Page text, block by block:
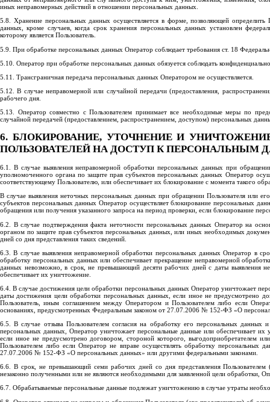
иных неправомерных действий в отношении персональных данных.
5.8. Хранение персональных данных осуществляется в форме, позволяющей
данных, кроме случаев, когда срок хранения персональных данных установлен
которому является Пользователь.
5.9. При обработке персональных данных Оператор соблюдает требования ст. 18
5.10. Оператор при обработке персональных данных обязуется соблюдать
5.11. Трансграничная передача персональных данных Оператором не осуществляется.
5.12. В случае неправомерной или случайной передачи (предоставления,
рабочего дня.
5.13. Оператор совместно с Пользователем принимает все необходимые меры по
случайной передачей (предоставлением, распространением, доступом) персональных
6. БЛОКИРОВАНИЕ, УТОЧНЕНИЕ И
ПОЛЬЗОВАТЕЛЕЙ НА ДОСТУП К ПЕРСОНАЛЬНЫМ
6.1. В случае выявления неправомерной обработки персональных данных при
уполномоченного органа по защите прав субъектов персональных данных Оператор
соответствующему Пользователю, или обеспечивает их блокирование с момента такого
В случае выявления неточных персональных данных при обращении Пользователя или
субъектов персональных данных Оператор осуществляет блокирование персональных
обращения или получения указанного запроса на период проверки, если блокирование
6.2. В случае подтверждения факта неточности персональных данных Оператор на
органом по защите прав субъектов персональных данных, или иных необходимых
дней со дня представления таких сведений.
6.3. В случае выявления неправомерной обработки персональных данных Оператор в
обработку персональных данных или обеспечивает прекращение неправомерной
данных невозможно, в срок, не превышающий десяти рабочих дней с даты выявления
обеспечивает их уничтожение.
6.4. В случае достижения цели обработки персональных данных Оператор уничтожает
даты достижения цели обработки персональных данных, если иное не предусмотрено
Пользователь, иным соглашением между Оператором и Пользователем либо если
основаниях, предусмотренных Федеральным законом от 27.07.2006 № 152-ФЗ «О
6.5. В случае отзыва Пользователем согласия на обработку его персональных
персональных данных, Оператор уничтожает персональные данные или обеспечивает
если иное не предусмотрено договором, стороной которого, выгодоприобретателем
Пользователем либо если Оператор не вправе осуществлять обработку персональных
27.07.2006 № 152-ФЗ «О персональных данных» или другими федеральными законами.
6.6. В срок, не превышающий семи рабочих дней со дня представления Пользователем
незаконно полученными или не являются необходимыми для заявленной цели обработки,
6.7. Обрабатываемые персональные данные подлежат уничтожению в случае утраты